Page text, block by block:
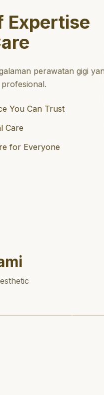
Expertise
perawatan gigi
You Can Trust
Care
for Everyone